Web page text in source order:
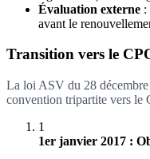
Évaluation externe :
avant le
Transition vers le
La loi ASV du 28
convention tripartite vers le
1
1er janvier 2017 :